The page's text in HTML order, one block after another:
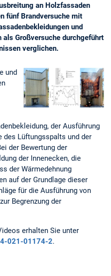
an Holzfassaden
fünf Brandversuche mit
und
Großversuche durchgeführt
verglichen.
und
der Ausführung
des Lüftungsspalts und der
der Bewertung der
der Innenecken, die
der Wärmedehnung
auf der Grundlage dieser
für die Ausführung von
Begrenzung der
erhalten Sie unter
021-01174-2.